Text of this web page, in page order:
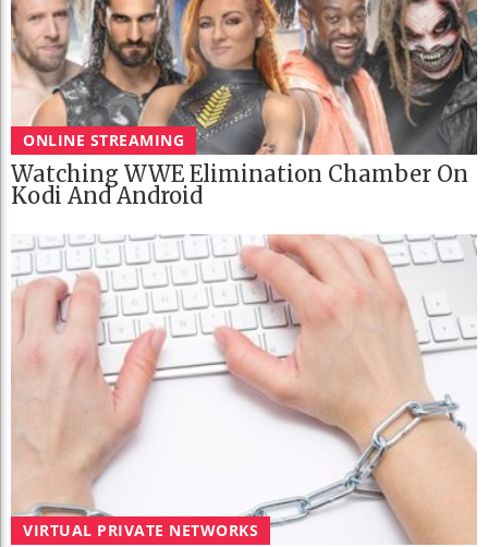
ONLINE STREAMING
Watching WWE Elimination Chamber On
Kodi And Android
VIRTUAL PRIVATE NETWORKS